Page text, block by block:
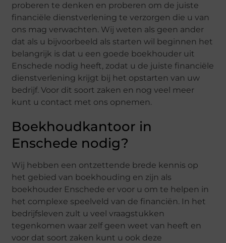
proberen te denken en proberen om de juiste
financiële dienstverlening te verzorgen die u van
ons mag verwachten. Wij weten als geen ander
dat als u bijvoorbeeld als starten wil beginnen het
belangrijk is dat u een goede boekhouder uit
Enschede nodig heeft, zodat u de juiste financiële
dienstverlening krijgt bij het opstarten van uw
bedrijf. Voor dit soort zaken en nog veel meer
kunt u contact met ons opnemen.
Boekhoudkantoor in
Enschede nodig?
Wij hebben een ontzettende brede kennis op
het gebied van boekhouding en zijn als
boekhouder Enschede er voor u om te helpen in
het complexe speelveld van de financiën. In het
bedrijfsleven zult u veel vraagstukken
tegenkomen waar zelf geen weet van heeft en
voor dat soort zaken kunt u ook deze